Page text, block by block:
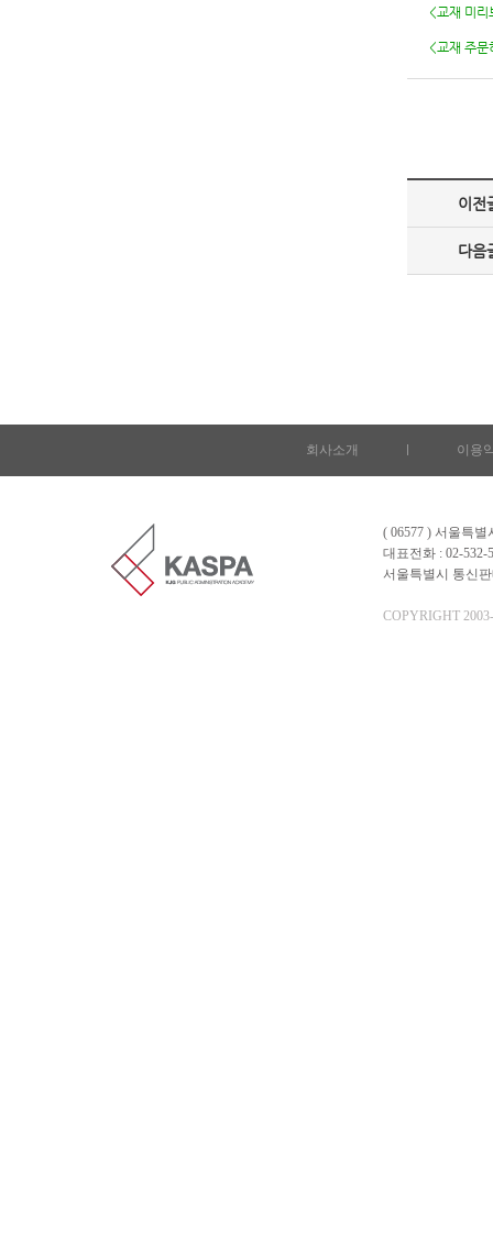
<교재 미리
<교재 주문
이전
다음
회사소개 이용
( 06577 ) 서울특
대표전화 : 02-532-
서울특별시 통신
COPYRIGHT